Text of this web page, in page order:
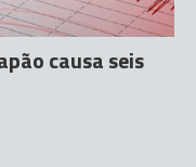
causa seis